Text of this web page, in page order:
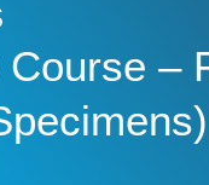
–